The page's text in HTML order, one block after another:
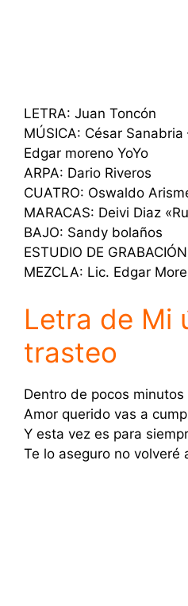
LETRA: Juan Toncón
MÚSICA: César
Edgar moreno YoYo
ARPA: Dario Riveros
CUATRO: Oswaldo
MARACAS: Deivi Diaz
BAJO: Sandy bolaños
ESTUDIO DE
MEZCLA: Lic. Edgar
Letra de Mi
trasteo
Dentro de pocos minutos
Amor querido vas a
Y esta vez es para
Te lo aseguro no volveré